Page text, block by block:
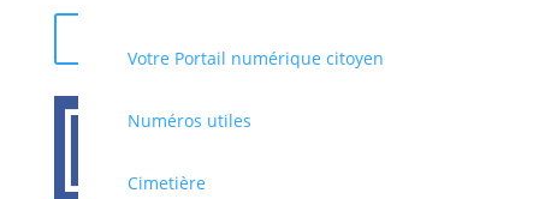
Votre Portail numérique citoyen
Numéros utiles
Cimetière
